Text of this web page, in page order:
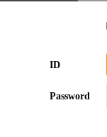
ID
Password